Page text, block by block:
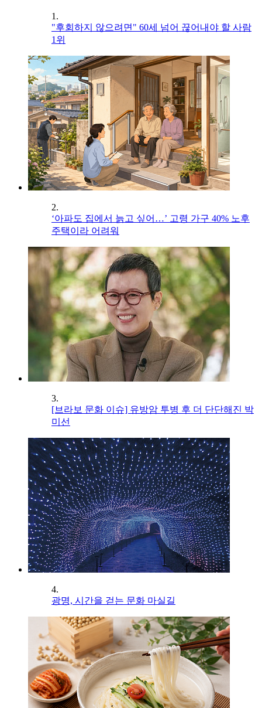
1.
"후회하지 않으려면" 60세 넘어 끊어내야 할 사람
1위
2.
‘아파도 집에서 늙고 싶어…’ 고령 가구 40% 노후
주택이라 어려워
3.
[브라보 문화 이슈] 유방암 투병 후 더 단단해진 박
미선
4.
광명, 시간을 걷는 문화 마실길